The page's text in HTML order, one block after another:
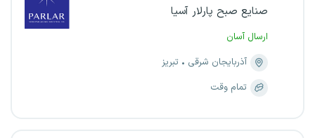
صنایع صبح پارلار آسیا
ارسال آسان
آذربایجان شرقی
تبریز
تمام وقت